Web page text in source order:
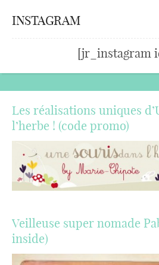
INSTAGRAM
[jr_instagram
Les réalisations uniques
l’herbe ! (code promo)
Veilleuse super nomade
inside)